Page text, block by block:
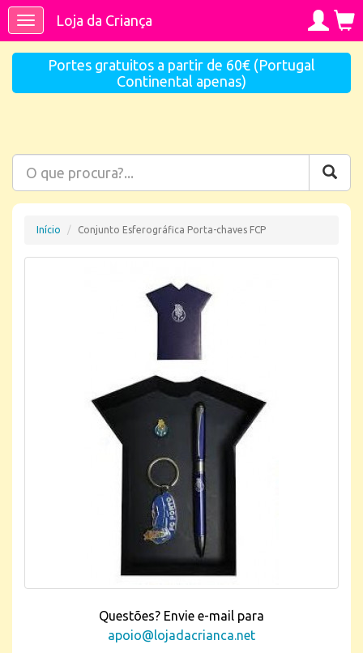
ToggleLoja da Criança
Portes gratuitos a partir de 60€ (Portugal
Continental apenas)
Início Conjunto Esferográfica Porta-chaves FCP
Questões? Envie e-mail para
apoio@lojadacrianca.net